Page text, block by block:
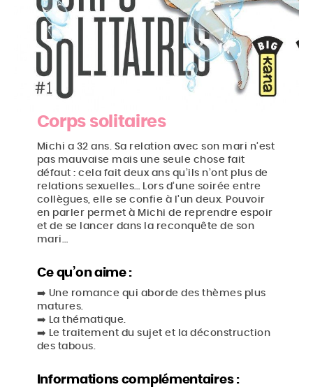
Corps solitaires
Michi a 32 ans. Sa relation avec son mari n’est
pas mauvaise mais une seule chose fait
défaut : cela fait deux ans qu’ils n’ont plus de
relations sexuelles… Lors d’une soirée entre
collègues, elle se confie à l’un deux. Pouvoir
en parler permet à Michi de reprendre espoir
et de se lancer dans la reconquête de son
mari…
Ce qu’on aime :
➡️ Une romance qui aborde des thèmes plus
matures.
➡️ La thématique.
➡️ Le traitement du sujet et la déconstruction
des tabous.
Informations complémentaires :